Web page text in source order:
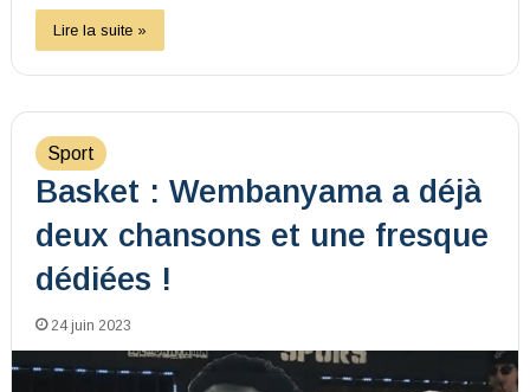
Lire la suite »
Sport
Basket : Wembanyama a déjà
deux chansons et une fresque
dédiées !
24 juin 2023